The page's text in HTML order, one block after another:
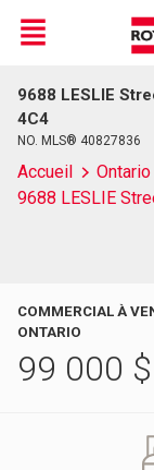
Live
En Direct
Menu
9688 LESLIE
4C4
NO. MLS® 40827836
Accueil Ontario
9688 LESLIE
COMMERCIAL À
ONTARIO
99 000 $